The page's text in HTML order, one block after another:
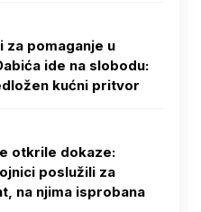
za pomaganje u
ide na slobodu:
kućni pritvor
otkrile dokaze:
poslužili za
na njima isprobana